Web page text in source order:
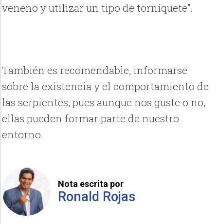
veneno y utilizar un tipo de torniquete”.
También es recomendable, informarse
sobre la existencia y el comportamiento de
las serpientes, pues aunque nos guste o no,
ellas pueden formar parte de nuestro
entorno.
Nota escrita por
Ronald Rojas